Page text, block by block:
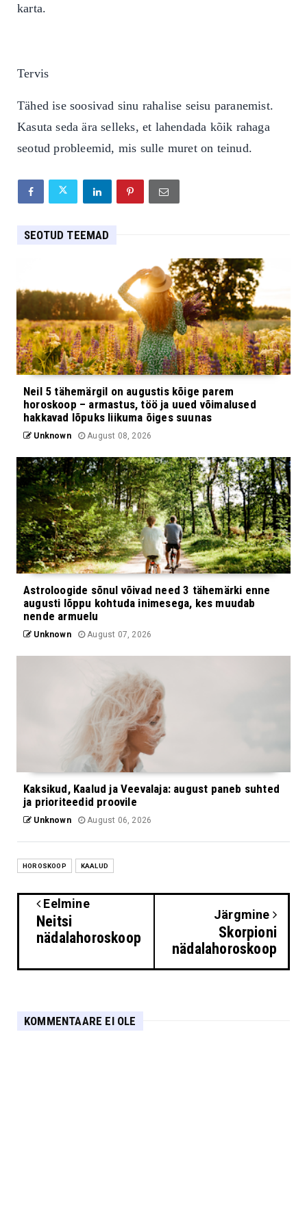
karta.
Tervis
Tähed ise soosivad sinu rahalise seisu paranemist.
Kasuta seda ära selleks, et lahendada kõik rahaga
seotud probleemid, mis sulle muret on teinud.
SEOTUD TEEMAD
Neil 5 tähemärgil on augustis kõige parem
horoskoop – armastus, töö ja uued võimalused
hakkavad lõpuks liikuma õiges suunas
Unknown August 08, 2026
Astroloogide sõnul võivad need 3 tähemärki enne
augusti lõppu kohtuda inimesega, kes muudab
nende armuelu
Unknown August 07, 2026
Kaksikud, Kaalud ja Veevalaja: august paneb suhted
ja prioriteedid proovile
Unknown August 06, 2026
HOROSKOOP KAALUD
Eelmine
Neitsi
nädalahoroskoop
Järgmine
Skorpioni
nädalahoroskoop
KOMMENTAARE EI OLE